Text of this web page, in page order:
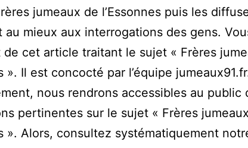
jumeaux de l’Essonnes puis les
au mieux aux interrogations des gens.
cet article traitant le sujet « Frères
». Il est concocté par l’équipe
nous rendrons accessibles au public
pertinentes sur le sujet « Frères
». Alors, consultez systématiquement